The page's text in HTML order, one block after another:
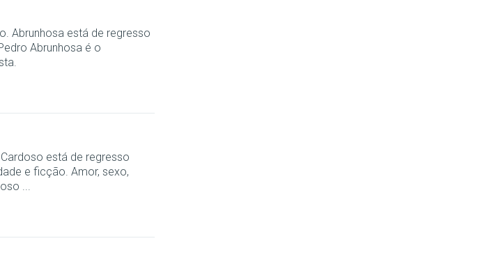
Abrunhosa está de regresso
Abrunhosa é o
está de regresso
e ficção. Amor, sexo,
...